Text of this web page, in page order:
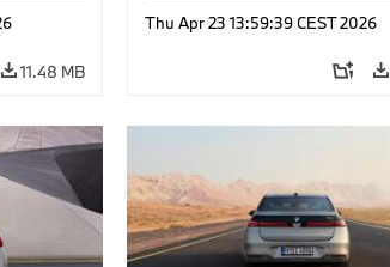
11.48 MB
Thu Apr 23 13:59:39 CEST 2026